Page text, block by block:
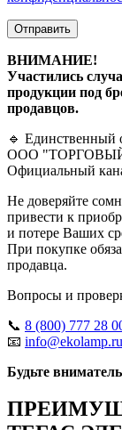
Отправить
ВНИМАНИЕ!
Участились
продукции под
продавцов.
🔹
ООО
Официальный
Не доверяйте
привести к
и потере Ваших
При покупке
продавца.
Вопросы и
📞 8 (800) 777 28
📧 info@ekolamp.ru
Будьте